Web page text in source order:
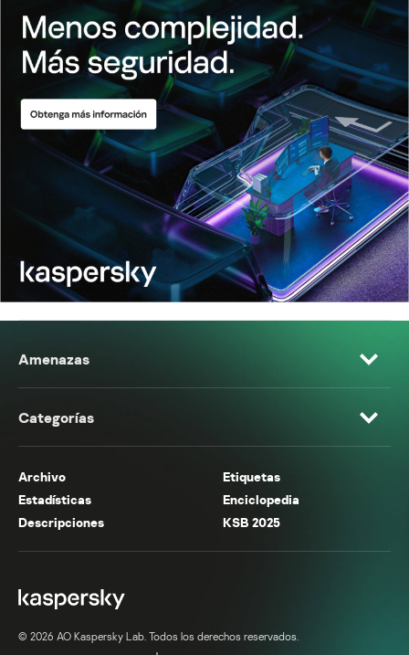
Amenazas
Categorías
Archivo
Etiquetas
Estadísticas
Enciclopedia
Descripciones
KSB 2025
© 2026 AO Kaspersky Lab. Todos los derechos reservados.